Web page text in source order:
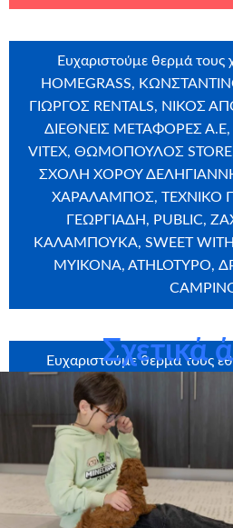
Ευχαριστούμε θερμά τους
HΟΜΕGRASS,
ΓΙΩΡΓΟΣ RENTALS, NIKOΣ
ΔΙΕΘΝΕΙΣ ΜΕΤΑΦΟΡΕΣ Α.Ε,
VITEX, ΘΩΜΟΠΟΥΛΟΣ
ΣΧΟΛΗ ΧΟΡΟΥ
ΧΑΡΑΛΑΜΠΟΣ, ΤΕΧΝΙΚΟ
ΓΕΩΡΓΙΑΔΗ, PUBLIC,
ΚΑΛΑΜΠΟΥΚΑ, SWEET WITH
MYIKONA, ATHLOTYPO,
Ευχαριστούμε θερμά τους
μέρος στην ευχή: Kατερίνα
Μάνου, Σοφία
Παρασκευή Λάμπρου,
Χριστίνα Σπυρογιώτη,
Σχετικά